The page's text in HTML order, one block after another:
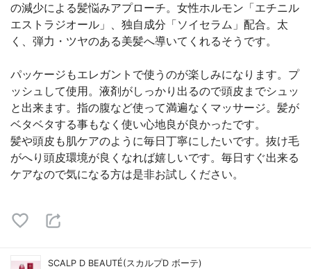
の減少による髪悩みアプローチ。女性ホルモン「エチニル
エストラジオール」、独自成分「ソイセラム」配合。太
く、弾力・ツヤのある美髪へ導いてくれるそうです。
パッケージもエレガントで使うのが楽しみになります。プ
ッシュして使用。液剤がしっかり出るので頭皮までシュッ
と出来ます。指の腹など使って満遍なくマッサージ。髪が
ベタベタする事もなく使い心地良が良かったです。
髪や頭皮も肌ケアのように毎日丁寧にしたいです。抜け毛
がへり頭皮環境が良くなれば嬉しいです。毎日すぐ出来る
ケアなので気になる方は是非お試しください。
SCALP D BEAUTÉ(スカルプD ボーテ)